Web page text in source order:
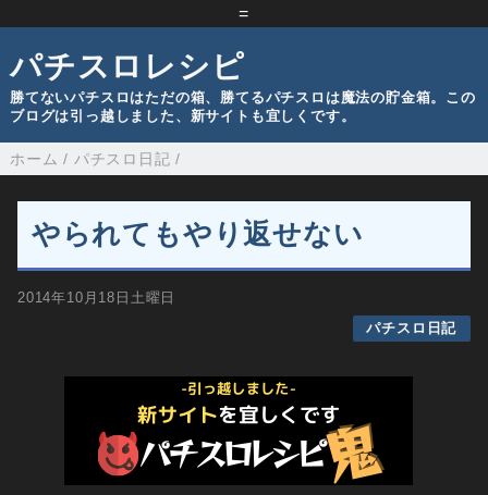
=
パチスロレシピ
勝てないパチスロはただの箱、勝てるパチスロは魔法の貯金箱。この
ブログは引っ越しました、新サイトも宜しくです。
ホーム / パチスロ日記 /
やられてもやり返せない
2014年10月18日土曜日
パチスロ日記